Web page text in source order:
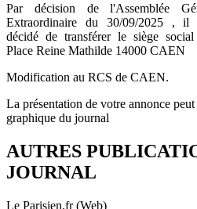
Par décision de l'Assemblée
Extraordinaire du 30/09/2025 , il
décidé de transférer le siège
Place Reine Mathilde 14000 CAEN
Modification au RCS de CAEN.
La présentation de votre annonce
graphique du journal
AUTRES
JOURNAL
Le Parisien.fr (Web)